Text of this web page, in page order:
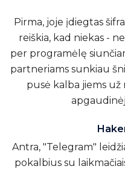
Pirma, joje įdiegtas
reiškia, kad niekas -
per programėlę
partneriams sunkiau
pusė kalba jiems už
Antra, "Telegram"
pokalbius su